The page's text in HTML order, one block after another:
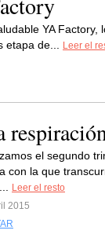
YA Factory,
etapa de...
Leer el
el segundo
con la que
Leer el resto
2015